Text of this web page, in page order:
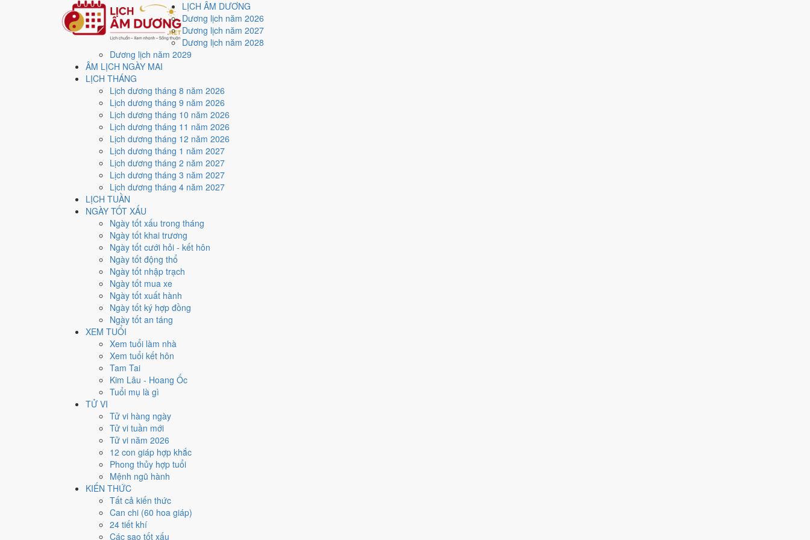
LỊCH ÂM DƯƠNG
Dương lịch năm 2026
Dương lịch năm 2027
Dương lịch năm 2028
Dương lịch năm 2029
ÂM LỊCH NGÀY MAI
LỊCH THÁNG
Lịch dương tháng 8 năm 2026
Lịch dương tháng 9 năm 2026
Lịch dương tháng 10 năm 2026
Lịch dương tháng 11 năm 2026
Lịch dương tháng 12 năm 2026
Lịch dương tháng 1 năm 2027
Lịch dương tháng 2 năm 2027
Lịch dương tháng 3 năm 2027
Lịch dương tháng 4 năm 2027
LỊCH TUẦN
NGÀY TỐT XẤU
Ngày tốt xấu trong tháng
Ngày tốt khai trương
Ngày tốt cưới hỏi - kết hôn
Ngày tốt động thổ
Ngày tốt nhập trạch
Ngày tốt mua xe
Ngày tốt xuất hành
Ngày tốt ký hợp đồng
Ngày tốt an táng
XEM TUỔI
Xem tuổi làm nhà
Xem tuổi kết hôn
Tam Tai
Kim Lâu - Hoang Ốc
Tuổi mụ là gì
TỬ VI
Tử vi hàng ngày
Tử vi tuần mới
Tử vi năm 2026
12 con giáp hợp khắc
Phong thủy hợp tuổi
Mệnh ngũ hành
KIẾN THỨC
Tất cả kiến thức
Can chi (60 hoa giáp)
24 tiết khí
Các sao tốt xấu
Trang chủ
Lịch năm 2027
Tháng 1/2027
Ngày 31/1/2027 (Canh Tuất)
Xem ngày31/1/2027
Ngày 31/1/2027 dương lịch (Chủ Nhật) là ngày 24/12/2026 âm lịch
với điểm trung bình6.1/10cho các việc quan trọng. Giờ Hoàng Đạo trong ngày:
Ngày Dương
Chủ Nhật
Tháng 1 năm 2027
Tháng 12 âm năm 2026
Canh Tuất
Ngày Canh Tuất có Trực
thường ngày.
Dần, Ngọ, Mão hợp ngày; tuổi
Ngày 31/1/2027 tốt hay xấu cho việc gì?
Ngày 31/1/2027 đạt6.1/10
gặp Sao Thanh Long hoàng đạo nên điểm từng việc chênh nhau như bảng dưới.
Cưới hỏi - đính hôn
Tốt